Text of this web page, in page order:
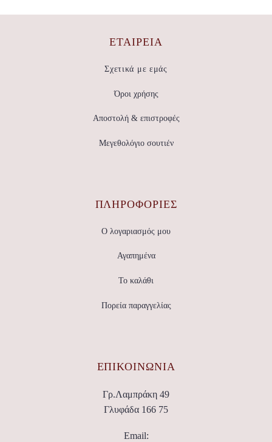
ΕΤΑΙΡΕΊΑ
Σχετικά με εμάς
Όροι χρήσης
Αποστολή & επιστροφές
Μεγεθολόγιο σουτιέν
ΠΛΗΡΟΦΟΡΙΕΣ
Ο λογαριασμός μου
Αγαπημένα
Το καλάθι
Πορεία παραγγελίας
ΕΠΙΚΟΙΝΩΝΊΑ
Γρ.Λαμπράκη 49
Γλυφάδα 166 75
Email: